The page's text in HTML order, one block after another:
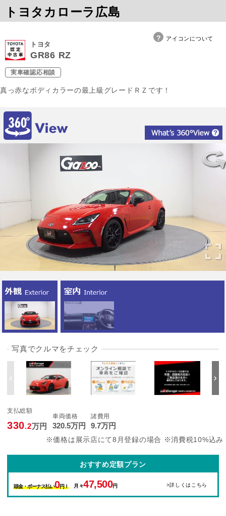
トヨタカローラ広島
アイコンについて
トヨタ
GR86 RZ
実車確認応相談
真っ赤なボディカラーの最上級グレードＲＺです！
写真でクルマをチェック
支払総額
330.2万円
車両価格
320.5万円
諸費用
9.7万円
※価格は展示店にて8月登録の場合 ※消費税10%込み
おすすめ定額プラン
頭金・ボーナス払い0円！ 月々47,500円 >詳しくはこちら